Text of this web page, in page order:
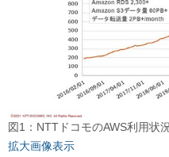
図1：NTTドコモのAWS利用状
拡大画像表示